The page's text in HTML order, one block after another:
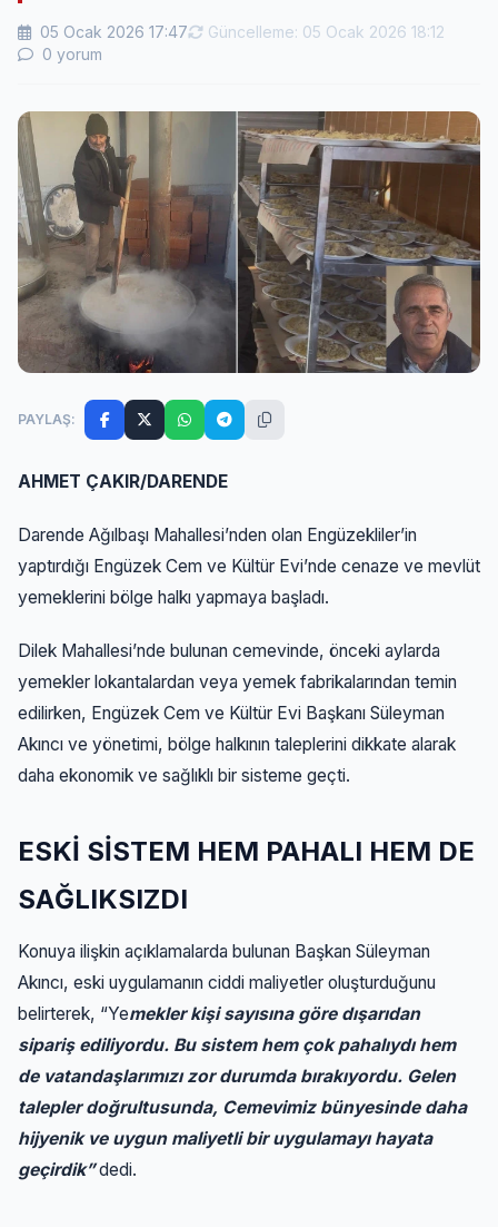
05 Ocak 2026 17:47
Güncelleme: 05 Ocak 2026 18:12
0 yorum
PAYLAŞ:
AHMET ÇAKIR/DARENDE
Darende Ağılbaşı Mahallesi’nden olan Engüzekliler’in
yaptırdığı Engüzek Cem ve Kültür Evi’nde cenaze ve mevlüt
yemeklerini bölge halkı yapmaya başladı.
Dilek Mahallesi’nde bulunan cemevinde, önceki aylarda
yemekler lokantalardan veya yemek fabrikalarından temin
edilirken, Engüzek Cem ve Kültür Evi Başkanı Süleyman
Akıncı ve yönetimi, bölge halkının taleplerini dikkate alarak
daha ekonomik ve sağlıklı bir sisteme geçti.
ESKİ SİSTEM HEM PAHALI HEM DE
SAĞLIKSIZDI
Konuya ilişkin açıklamalarda bulunan Başkan Süleyman
Akıncı, eski uygulamanın ciddi maliyetler oluşturduğunu
belirterek, “Yemekler kişi sayısına göre dışarıdan
sipariş ediliyordu. Bu sistem hem çok pahalıydı hem
de vatandaşlarımızı zor durumda bırakıyordu. Gelen
talepler doğrultusunda, Cemevimiz bünyesinde daha
hijyenik ve uygun maliyetli bir uygulamayı hayata
geçirdik”dedi.